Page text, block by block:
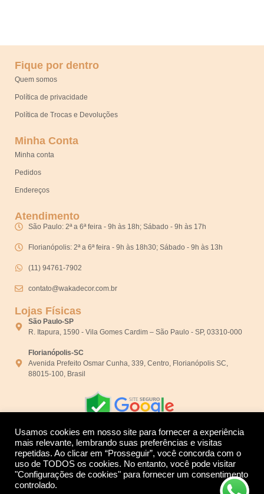
Fique por dentro
Quem somos
Política de privacidade
Política de Trocas e Devoluções
Minha Conta
Minha conta
Pedidos
Endereços
Atendimento
São Paulo: 2ª a 6ª feira - 9h às 18h; Sábado - 9h às 17h
Florianópolis: 2ª a 6ª feira - 9h às 18h30; Sábado - 9h às 13h
(11) 94761-7902
contato@wakadecor.com.br
Lojas Físicas
São Paulo-SP
R. Itapura, 1590 - Vila Gomes Cardim – São Paulo - SP, 03310-000
Florianópolis-SC
Avenida Prefeito Osmar Cunha, 339, Centro, Florianópolis SC,
88015-100, Brasil
Desenvolvido por:
Usamos cookies em nosso site para fornecer a experiência
mais relevante, lembrando suas preferências e visitas
repetidas. Ao clicar em “Prosseguir”, você concorda com o
uso de TODOS os cookies. No entanto, você pode visitar
"Configurações de cookies" para fornecer um consentimento
controlado.